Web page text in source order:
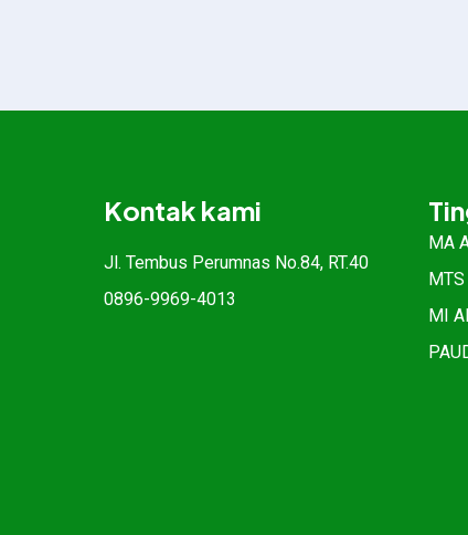
Kontak kami
Jl. Tembus Perumnas No.84, RT.40
0896-9969-4013
MA
MI